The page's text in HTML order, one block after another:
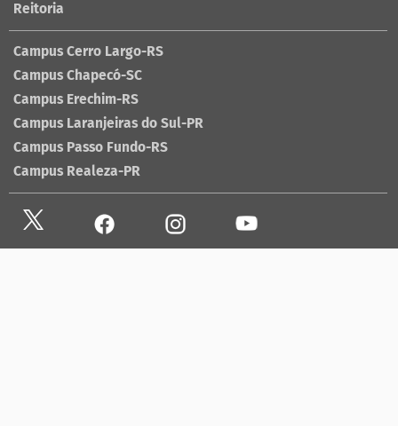
Reitoria
Campus Cerro Largo-RS
Campus Chapecó-SC
Campus Erechim-RS
Campus Laranjeiras do Sul-PR
Campus Passo Fundo-RS
Campus Realeza-PR